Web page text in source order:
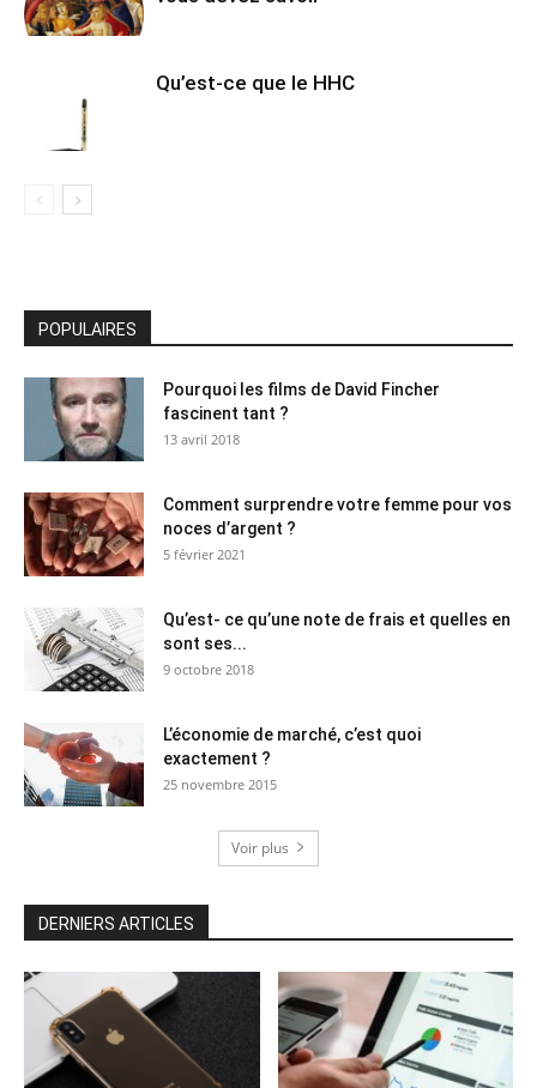
Qu’est-ce que le HHC
POPULAIRES
Pourquoi les films de David Fincher
fascinent tant ?
13 avril 2018
Comment surprendre votre femme pour vos
noces d’argent ?
5 février 2021
Qu’est- ce qu’une note de frais et quelles en
sont ses...
9 octobre 2018
L’économie de marché, c’est quoi
exactement ?
25 novembre 2015
Voir plus
DERNIERS ARTICLES